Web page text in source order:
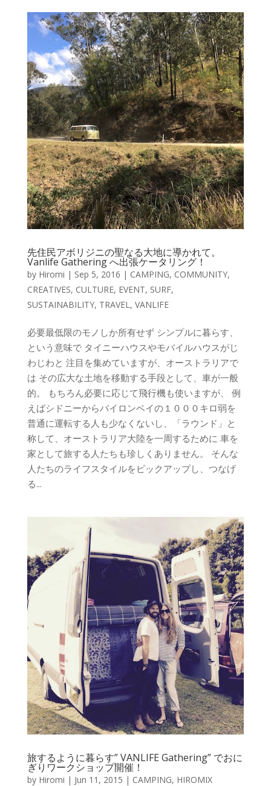
先住民アボリジニの聖なる大地に導かれて。
Vanlife Gathering へ出張ケータリング！
by Hiromi | Sep 5, 2016 | CAMPING, COMMUNITY,
CREATIVES, CULTURE, EVENT, SURF,
SUSTAINABILITY, TRAVEL, VANLIFE
必要最低限のモノしか所有せず シンプルに暮らす、
という意味で タイニーハウスやモバイルハウスがじ
わじわと 注目を集めていますが、オーストラリアで
は その広大な土地を移動する手段として、車が一般
的。 もちろん必要に応じて飛行機も使いますが、 例
えばシドニーからバイロンベイの１０００キロ弱を
普通に運転する人も少なくないし、「ラウンド」と
称して、オーストラリア大陸を一周するために 車を
家として旅する人たちも珍しくありません。 そんな
人たちのライフスタイルをピックアップし、つなげ
る...
旅するように暮らす” VANLIFE Gathering” でおに
ぎりワークショップ開催！
by Hiromi | Jun 11, 2015 | CAMPING, HIROMIX